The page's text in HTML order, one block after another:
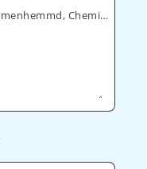
Zum Beispiel: Wasserabweisende, Flammenhemmd, Chemikalienabweisende